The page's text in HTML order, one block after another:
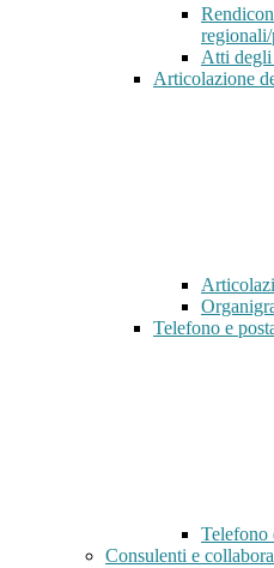
Atti
Articolazione
Telefono e
Telefono
Consulenti e